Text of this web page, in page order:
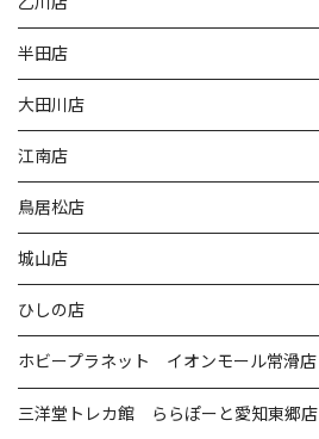
半田店
大田川店
江南店
鳥居松店
城山店
ひしの店
ホビープラネット イオンモール常滑店
三洋堂トレカ館 ららぽーと愛知東郷店